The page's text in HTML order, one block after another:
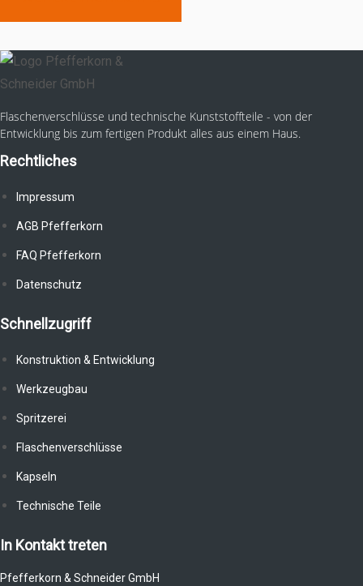
Flaschenverschlüsse und technische Kunststoffteile - von der
Entwicklung bis zum fertigen Produkt alles aus einem Haus.
Rechtliches
Impressum
AGB Pfefferkorn
FAQ Pfefferkorn
Datenschutz
Schnellzugriff
Konstruktion & Entwicklung
Werkzeugbau
Spritzerei
Flaschenverschlüsse
Kapseln
Technische Teile
In Kontakt treten
Pfefferkorn & Schneider GmbH